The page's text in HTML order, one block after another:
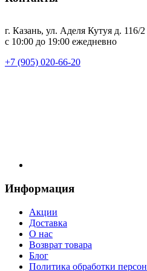
г. Казань, ул. Аделя Кутуя д. 116/2
с 10:00 до 19:00 ежедневно
+7 (905) 020-66-20
Информация
Акции
Доставка
О нас
Возврат товара
Блог
Политика обработки